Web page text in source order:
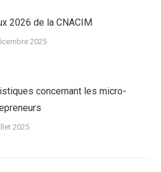
2026 de la CNACIM
2025
concernant les micro-
2025